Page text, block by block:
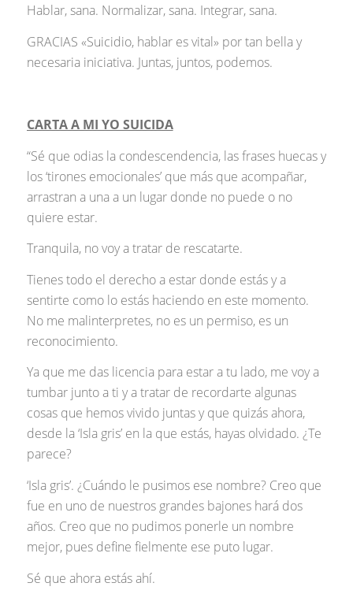
Hablar, sana. Normalizar, sana. Integrar, sana.
GRACIAS «Suicidio, hablar es vital» por tan bella y
necesaria iniciativa. Juntas, juntos, podemos.
CARTA A MI YO SUICIDA
“Sé que odias la condescendencia, las frases huecas y
los ‘tirones emocionales’ que más que acompañar,
arrastran a una a un lugar donde no puede o no
quiere estar.
Tranquila, no voy a tratar de rescatarte.
Tienes todo el derecho a estar donde estás y a
sentirte como lo estás haciendo en este momento.
No me malinterpretes, no es un permiso, es un
reconocimiento.
Ya que me das licencia para estar a tu lado, me voy a
tumbar junto a ti y a tratar de recordarte algunas
cosas que hemos vivido juntas y que quizás ahora,
desde la ‘Isla gris’ en la que estás, hayas olvidado. ¿Te
parece?
‘Isla gris’. ¿Cuándo le pusimos ese nombre? Creo que
fue en uno de nuestros grandes bajones hará dos
años. Creo que no pudimos ponerle un nombre
mejor, pues define fielmente ese puto lugar.
Sé que ahora estás ahí.